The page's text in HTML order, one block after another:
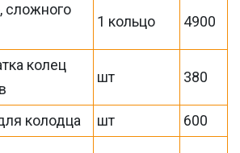
сложного
1 кольцо 4900
колец
шт 380
колодца шт
600